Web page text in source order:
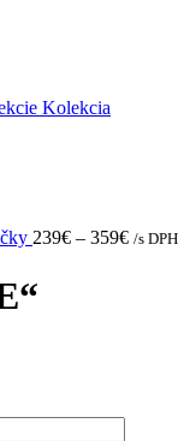
Kolekcia
239€ – 359€ /s DPH